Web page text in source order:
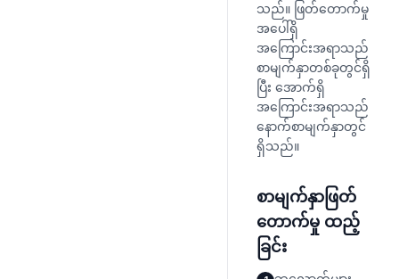
သည်။ ဖြတ်တောက်မှု
အပေါ်ရှိ
အကြောင်းအရာသည်
စာမျက်နှာတစ်ခုတွင်ရှိ
ပြီး အောက်ရှိ
အကြောင်းအရာသည်
နောက်စာမျက်နှာတွင်
ရှိသည်။
စာမျက်နှာဖြတ်
တောက်မှု ထည့်
ခြင်း